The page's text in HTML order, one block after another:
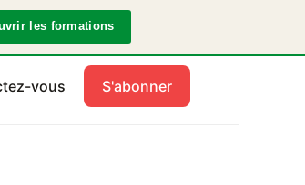
les formations
vous S'abonner